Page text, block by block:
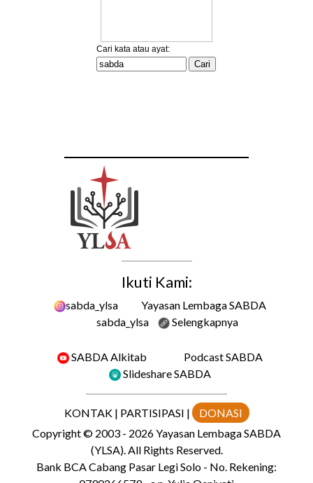
Ikuti Kami:
sabda_ylsa
Yayasan Lembaga SABDA
sabda_ylsa
Selengkapnya
SABDA Alkitab
Podcast SABDA
Slideshare SABDA
KONTAK| PARTISIPASI |
DONASI
Copyright© 2003 - 2026Yayasan Lembaga SABDA
(YLSA). All Rights Reserved.
Bank BCA Cabang Pasar Legi Solo - No. Rekening: